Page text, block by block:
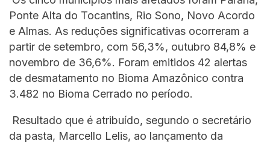
Ponte Alta do Tocantins, Rio Sono, Novo Acordo
e Almas. As reduções significativas ocorreram a
partir de setembro, com 56,3%, outubro 84,8% e
novembro de 36,6%. Foram emitidos 42 alertas
de desmatamento no Bioma Amazônico contra
3.482 no Bioma Cerrado no período.
Resultado que é atribuído, segundo o secretário
da pasta, Marcello Lelis, ao lançamento da